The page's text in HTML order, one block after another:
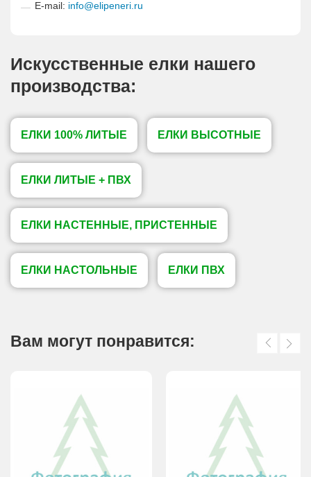
E-mail: info@elipeneri.ru
Искусственные елки нашего
производства:
ЕЛКИ 100% ЛИТЫЕ ЕЛКИ ВЫСОТНЫЕ
ЕЛКИ ЛИТЫЕ + ПВХ
ЕЛКИ НАСТЕННЫЕ, ПРИСТЕННЫЕ
ЕЛКИ НАСТОЛЬНЫЕ ЕЛКИ ПВХ
Вам могут понравится: